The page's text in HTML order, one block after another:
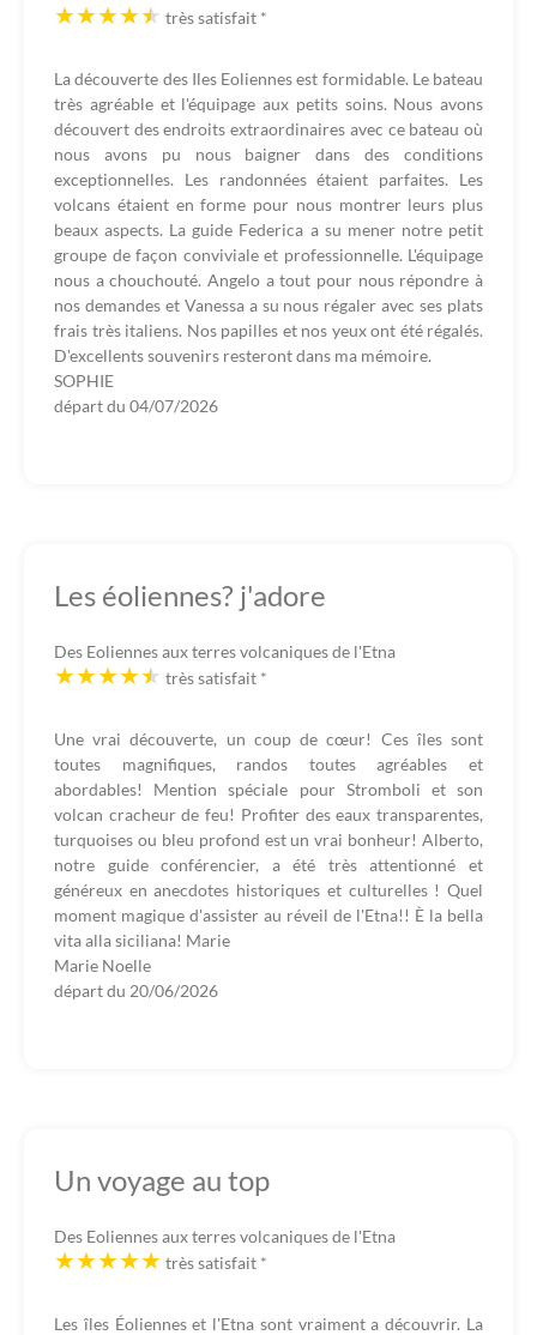
très satisfait *
La découverte des Iles Eoliennes est formidable. Le bateau
très agréable et l'équipage aux petits soins. Nous avons
découvert des endroits extraordinaires avec ce bateau où
nous avons pu nous baigner dans des conditions
exceptionnelles. Les randonnées étaient parfaites. Les
volcans étaient en forme pour nous montrer leurs plus
beaux aspects. La guide Federica a su mener notre petit
groupe de façon conviviale et professionnelle. L'équipage
nous a chouchouté. Angelo a tout pour nous répondre à
nos demandes et Vanessa a su nous régaler avec ses plats
frais très italiens. Nos papilles et nos yeux ont été régalés.
D'excellents souvenirs resteront dans ma mémoire.
SOPHIE
départ du 04/07/2026
Les éoliennes? j'adore
Des Eoliennes aux terres volcaniques de l'Etna
très satisfait *
Une vrai découverte, un coup de cœur! Ces îles sont
toutes magnifiques, randos toutes agréables et
abordables! Mention spéciale pour Stromboli et son
volcan cracheur de feu! Profiter des eaux transparentes,
turquoises ou bleu profond est un vrai bonheur! Alberto,
notre guide conférencier, a été très attentionné et
généreux en anecdotes historiques et culturelles ! Quel
moment magique d'assister au réveil de l'Etna!! È la bella
vita alla siciliana! Marie
Marie Noelle
départ du 20/06/2026
Un voyage au top
Des Eoliennes aux terres volcaniques de l'Etna
très satisfait *
Les îles Éoliennes et l'Etna sont vraiment a découvrir. La